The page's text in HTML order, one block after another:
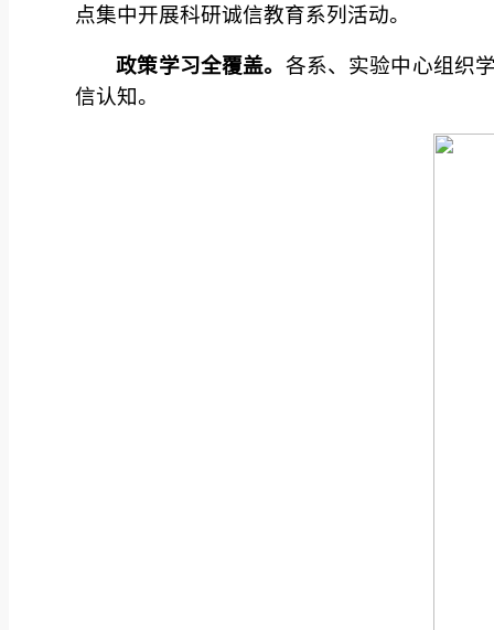
点集中开展科研诚信教育系列活动。
政策学习全覆盖。 各系、实验中心组织
信认知。